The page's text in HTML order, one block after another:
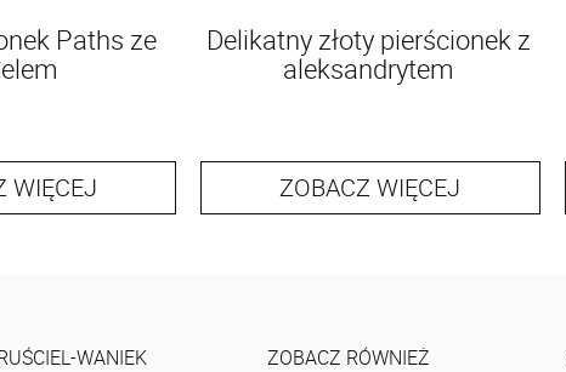
Paths ze
WIĘCEJ
Delikatny złoty pierścionek z
aleksandrytem
ZOBACZ WIĘCEJ
WANIEK ZOBACZ RÓWNIEŻ